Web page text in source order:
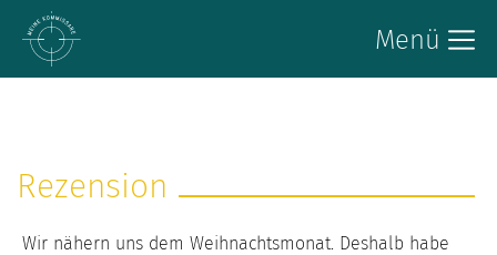
Menü
Rezension
Wir nähern uns dem Weihnachtsmonat. Deshalb habe